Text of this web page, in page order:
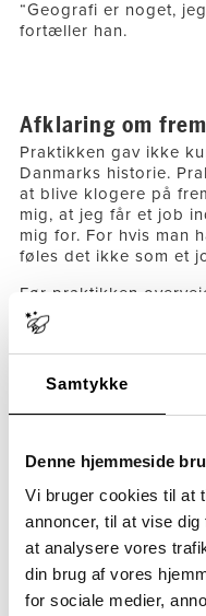
Samtykke
Denne hjemmeside
Vi bruger cookies til at
annoncer, til at vise
at analysere vores
din brug af vores
for sociale medier,
“Geografi er noget,
fortæller han.
Afklaring om
Praktikken gav ikke
Danmarks historie.
at blive klogere på
mig, at jeg får et job
mig for. For hvis man
føles det ikke som et
Før praktikken
og formidle historie,
har fået ham på
være i fronten og
stadig godt tænke
med restaurering.”
været udviklende. Det
ud på lidt dybt vand
meget værdifuld
væk fra den trygge
selv.”
Nationalmuseet